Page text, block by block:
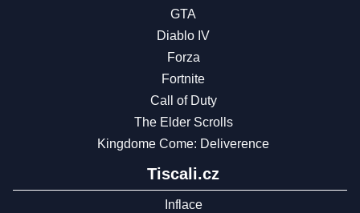
GTA
Diablo IV
Forza
Fortnite
Call of Duty
The Elder Scrolls
Kingdome Come: Deliverence
Tiscali.cz
Inflace